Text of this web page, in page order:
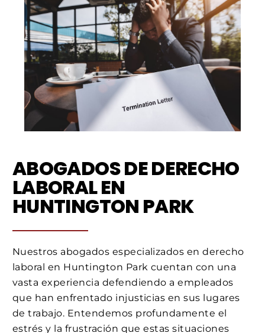
ABOGADOS DE DERECHO
LABORAL EN
HUNTINGTON PARK
Nuestros abogados especializados en derecho
laboral en Huntington Park cuentan con una
vasta experiencia defendiendo a empleados
que han enfrentado injusticias en sus lugares
de trabajo. Entendemos profundamente el
estrés y la frustración que estas situaciones